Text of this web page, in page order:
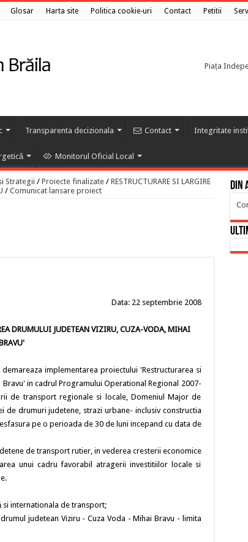
Glosar Harta site Politica cookie-uri Contact Petitii
Piața
Transparenta decizionala Contact Integritate
Monitorul Oficial Local
Strategii / Proiecte finalizate / RESTRUCTURARE SI LARGIRE
/ Comunicat lansare proiect
Data: 22 septembrie 2008
DRUMULUI JUDETEAN VIZIRU, CUZA-VODA, MIHAI
BRAVU'
implementarea proiectului 'Restructurarea si
in cadrul Programului Operational Regional 2007-
de transport regionale si locale, Domeniul Major de
drumuri judetene, strazi urbane- inclusiv constructia
pe o perioada de 30 de luni incepand cu data de
de transport rutier, in vederea cresterii economice
unui cadru favorabil atragerii investitiilor locale si
internationala de transport;
judetean Viziru - Cuza Voda - Mihai Bravu - limita
Din